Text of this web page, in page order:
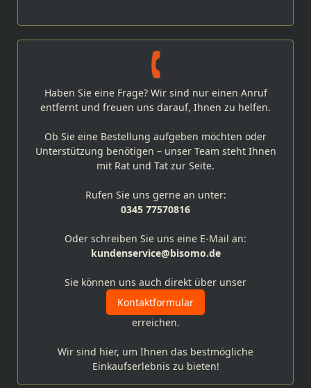
Haben Sie eine Frage? Wir sind nur einen Anruf
entfernt und freuen uns darauf, Ihnen zu helfen.
Ob Sie eine Bestellung aufgeben möchten oder
Unterstützung benötigen – unser Team steht Ihnen
mit Rat und Tat zur Seite.
Rufen Sie uns gerne an unter:
0345 77570816
Oder schreiben Sie uns eine E-Mail an:
kundenservice@bisomo.de
Sie können uns auch direkt über unser
Kontaktformular
erreichen.
Wir sind hier, um Ihnen das bestmögliche
Einkaufserlebnis zu bieten!